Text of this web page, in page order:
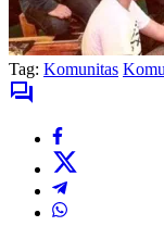
Tag: Komunitas